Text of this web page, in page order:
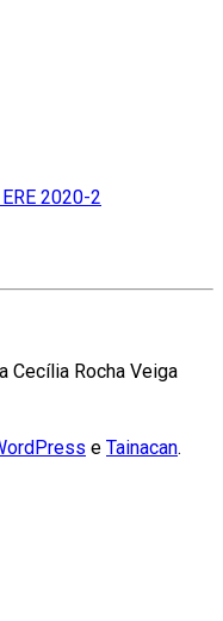
Cecília Rocha Veiga
e Tainacan.